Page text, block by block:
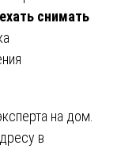
снимать
на дом.
в